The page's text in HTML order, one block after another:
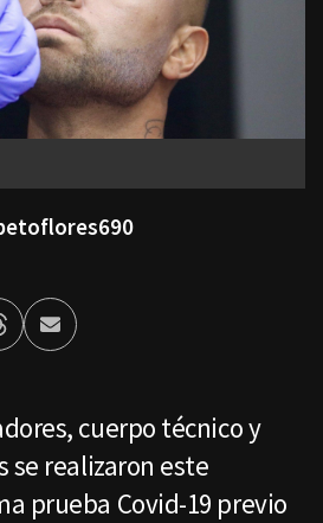
Enviar
por
cuerpo técnico y
se realizaron este
prueba Covid-19 previo